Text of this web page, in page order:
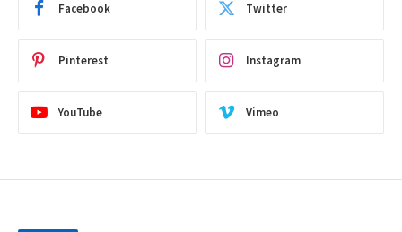
Facebook Twitter
Pinterest Instagram
YouTube Vimeo